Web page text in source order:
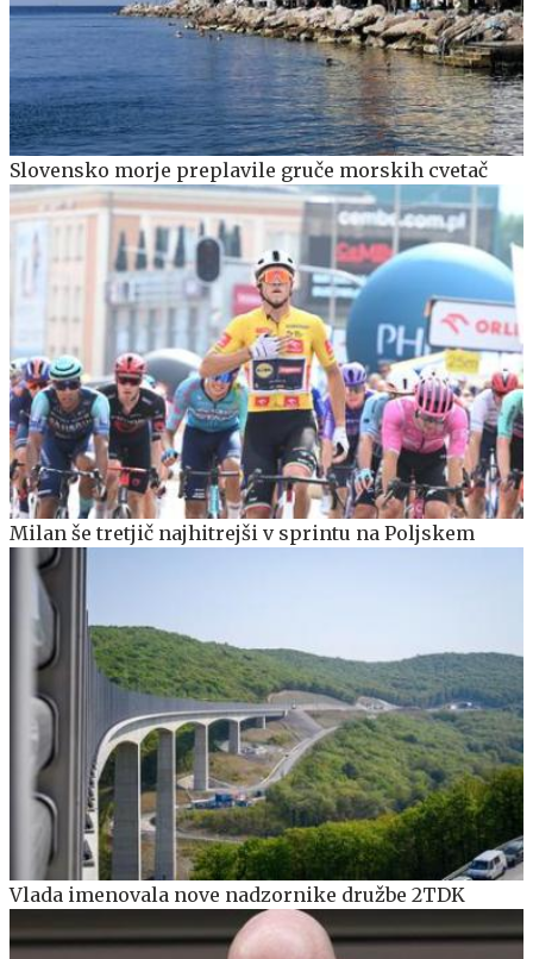
Slovensko morje preplavile gruče morskih cvetač
Milan še tretjič najhitrejši v sprintu na Poljskem
Vlada imenovala nove nadzornike družbe 2TDK